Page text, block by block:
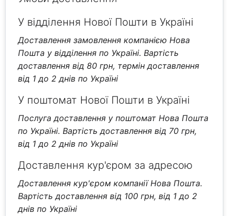
У відділення Нової Пошти в Україні
Доставлення замовлення компанією Нова
Пошта у відділення по Україні. Вартість
доставлення від 80 грн, термін доставлення
від 1 до 2 днів по Україні
У поштомат Нової Пошти в Україні
Послуга доставлення у поштомат Нова Пошта
по Україні. Вартість доставлення від 70 грн,
від 1 до 2 днів по Україні
Доставлення кур'єром за адресою
Доставлення кур'єром компанії Нова Пошта.
Вартість доставлення від 100 грн, від 1 до 2
днів по Україні